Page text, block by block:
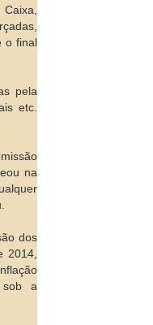
o final
pela
etc.
na
dos
2014,
sob a